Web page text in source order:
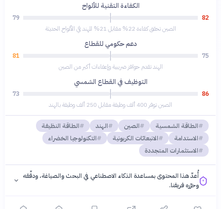
الكفاءة التقنية للألواح
82
79
الصين تحقق كفاءة 22% مقابل 21% للهند في الألواح الحديثة
دعم حكومي للقطاع
75
81
الهند تقدم حوافز ضريبية وإعفاءات أكبر من الصين
التوظيف في القطاع الشمسي
86
73
الصين توفر 400 ألف وظيفة مقابل 250 ألف وظيفة بالهند
الطاقة الشمسية الصين الهند
الطاقة النظيفة
الاستدامة
الانبعاثات الكربونية
التكنولوجيا الخضراء
الاستثمارات المتجددة
أُعدّ هذا المحتوى بمساعدة الذكاء الاصطناعي في البحث والصياغة، ودقّقه
وحرّره فريقنا.